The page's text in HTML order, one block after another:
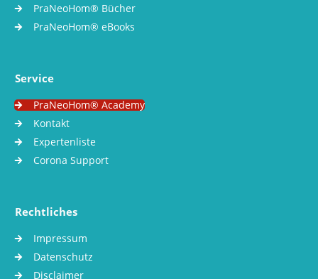
PraNeoHom® Bücher
PraNeoHom® eBooks
Service
PraNeoHom® Academy
Kontakt
Expertenliste
Corona Support
Rechtliches
Impressum
Datenschutz
Disclaimer